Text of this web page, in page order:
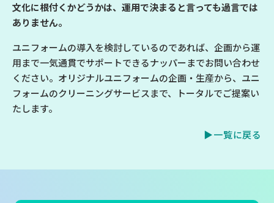
文化に根付くかどうかは、運用で決まると言っても過言では
ありません。
ユニフォームの導入を検討しているのであれば、企画から運
用まで一気通貫でサポートできるナッパーまでお問い合わせ
ください。オリジナルユニフォームの企画・生産から、ユニ
フォームのクリーニングサービスまで、トータルでご提案い
たします。
▶一覧に戻る